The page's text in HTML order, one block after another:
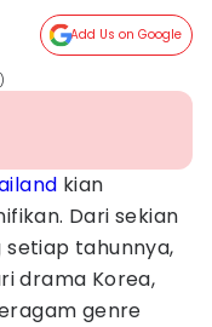
Add Us on Google
kian
Dari sekian
tahunnya,
drama Korea,
genre